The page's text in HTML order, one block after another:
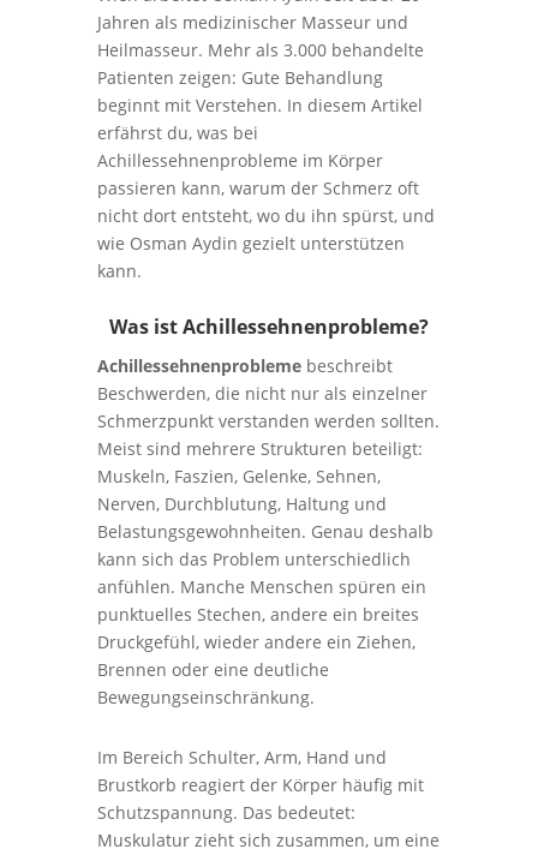
Jahren als medizinischer Masseur und
Heilmasseur. Mehr als 3.000 behandelte
Patienten zeigen: Gute Behandlung
beginnt mit Verstehen. In diesem Artikel
erfährst du, was bei
Achillessehnenprobleme im Körper
passieren kann, warum der Schmerz oft
nicht dort entsteht, wo du ihn spürst, und
wie Osman Aydin gezielt unterstützen
kann.
Was ist Achillessehnenprobleme?
Achillessehnenproblemebeschreibt
Beschwerden, die nicht nur als einzelner
Schmerzpunkt verstanden werden sollten.
Meist sind mehrere Strukturen beteiligt:
Muskeln, Faszien, Gelenke, Sehnen,
Nerven, Durchblutung, Haltung und
Belastungsgewohnheiten. Genau deshalb
kann sich das Problem unterschiedlich
anfühlen. Manche Menschen spüren ein
punktuelles Stechen, andere ein breites
Druckgefühl, wieder andere ein Ziehen,
Brennen oder eine deutliche
Bewegungseinschränkung.
Im Bereich Schulter, Arm, Hand und
Brustkorb reagiert der Körper häufig mit
Schutzspannung. Das bedeutet:
Muskulatur zieht sich zusammen, um eine